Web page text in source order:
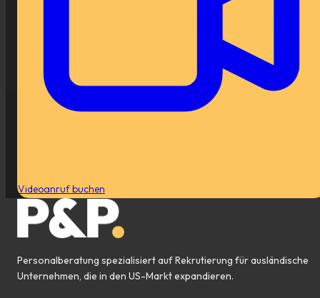
Videoanruf buchen
Personalberatung spezialisiert auf Rekrutierung für ausländische
Unternehmen, die in den US-Markt expandieren.